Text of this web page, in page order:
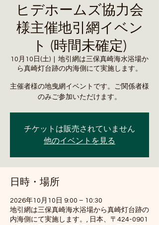
ヒデホームズ協力会
様主催地引網イベン
ト (時間未確定)
10月10日(土)
地引網は三保真崎海水浴場か
ら真崎灯台跡の内海側にて実施します。
主催者様の地曳網イベントです。ご関係者様
のみご参加いただけます。
チケットは販売されていません
他のイベントを見る
日時・場所
2026年10月10日 9:00 – 10:30
地引網は三保真崎海水浴場から真崎灯台跡の
内海側にて実施します。, 日本、〒424-0901